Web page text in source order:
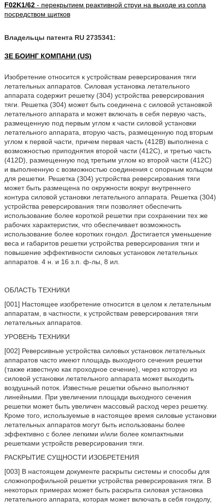
F02K1/62- перекрытием реактивной струи на выходе из сопла
посредством щитков
Владельцы патента RU 2735341:
ЗЕ БОИНГ КОМПАНИ (US)
Изобретение относится к устройствам реверсирования тяги
летательных аппаратов. Силовая установка летательного
аппарата содержит решетку (304) устройства реверсирования
тяги. Решетка (304) может быть соединена с силовой установкой
летательного аппарата и может включать в себя первую часть,
размещенную под первым углом к части силовой установки
летательного аппарата, вторую часть, размещенную под вторым
углом к первой части, причем первая часть (412B) выполнена с
возможностью приподнятия второй части (412С), и третью часть
(412D), размещенную под третьим углом ко второй части (412C)
и выполненную с возможностью соединения с опорным кольцом
для решетки. Решетка (304) устройства реверсирования тяги
может быть размещена по окружности вокруг внутреннего
контура силовой установки летательного аппарата. Решетка (304)
устройства реверсирования тяги позволяет обеспечить
использование более короткой решетки при сохранении тех же
рабочих характеристик, что обеспечивает возможность
использование более коротких гондол. Достигается уменьшение
веса и габаритов решетки устройства реверсирования тяги и
повышение эффективности силовых установок летательных
аппаратов. 4 н. и 16 з.п. ф-лы, 8 ил.
ОБЛАСТЬ ТЕХНИКИ
[001] Настоящее изобретение относится в целом к летательным
аппаратам, в частности, к устройствам реверсирования тяги
летательных аппаратов.
УРОВЕНЬ ТЕХНИКИ
[002] Реверсивные устройства силовых установок летательных
аппаратов часто имеют площадь выходного сечения решетки
(также известную как проходное сечение), через которую из
силовой установки летательного аппарата может выходить
воздушный поток. Известные решетки обычно выполняют
линейными. При увеличении площади выходного сечения
решетки может быть увеличен массовый расход через решетку.
Кроме того, используемые в настоящее время силовые установки
летательных аппаратов могут быть использованы более
эффективно с более легкими и/или более компактными
решетками устройств реверсирования тяги.
РАСКРЫТИЕ СУЩНОСТИ ИЗОБРЕТЕНИЯ
[003] В настоящем документе раскрыты системы и способы для
сложнопрофильной решетки устройства реверсирования тяги. В
некоторых примерах может быть раскрыта силовая установка
летательного аппарата, которая может включать в себя гондолу,